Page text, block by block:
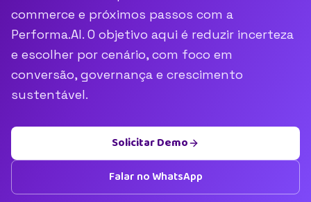
commerce e próximos passos com a
Performa.AI. O objetivo aqui é reduzir incerteza
e escolher por cenário, com foco em
conversão, governança e crescimento
sustentável.
Solicitar Demo
Falar no WhatsApp